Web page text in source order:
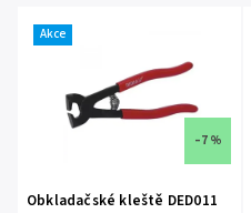
Akce
–7 %
Obkladačské kleště DED011